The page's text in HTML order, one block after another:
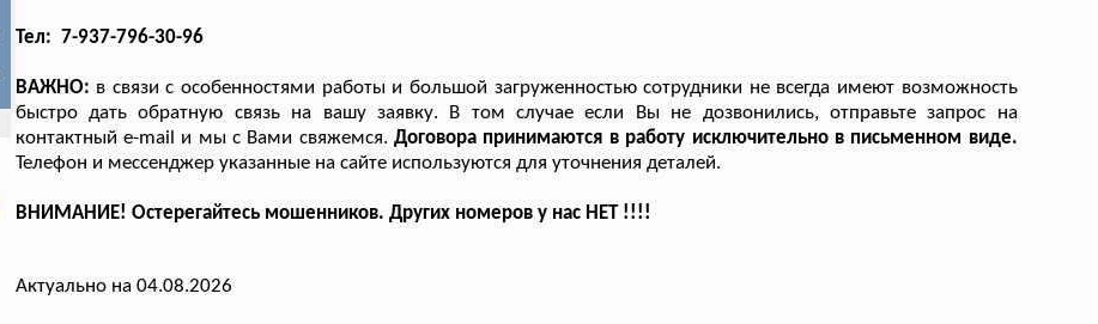
Тел: 7-937-796-30-96
ВАЖНО: в связи с особенностями работы и большой загруженностью сотрудники не всегда имеют возможность
быстро дать обратную связь на вашу заявку. В том случае если Вы не дозвонились, отправьте запрос на
контактный e-mail и мы с Вами свяжемся.Договора принимаются в работу исключительно в письменном виде.
Телефон и мессенджер указанные на сайте используются для уточнения деталей.
ВНИМАНИЕ! Остерегайтесь мошенников. Других номеров у нас НЕТ !!!!
Актуально на 04.08.2026